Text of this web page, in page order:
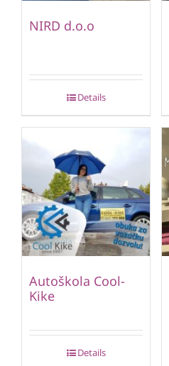
NIRD d.o.o
Details
Autoškola Cool-
Kike
Details